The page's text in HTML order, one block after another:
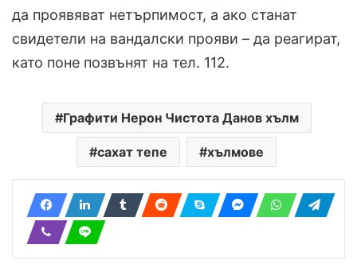
да проявяват нетърпимост, а ако станат
свидетели на вандалски прояви – да реагират,
като поне позвънят на тел. 112.
Графити Нерон Чистота Данов хълм
сахат тепе хълмове